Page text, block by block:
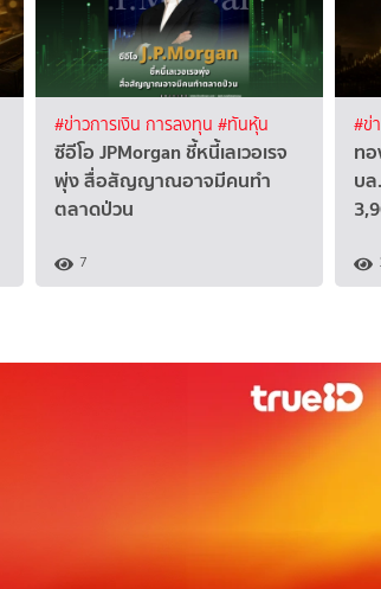
#ข่าวการเงิน การลงทุน #ทันหุ้น
ซีอีโอ JPMorgan ชี้หนี้เลเวอเรจ
พุ่ง สื่อสัญญาณอาจมีคนทำ
ตลาดป่วน
7
#ข่
ท
บล